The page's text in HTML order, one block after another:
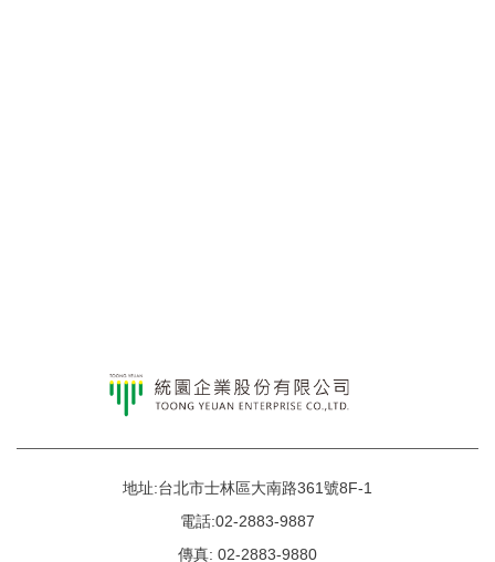
地址:台北市士林區大南路361號8F-1
電話:02-2883-9887
傳真: 02-2883-9880